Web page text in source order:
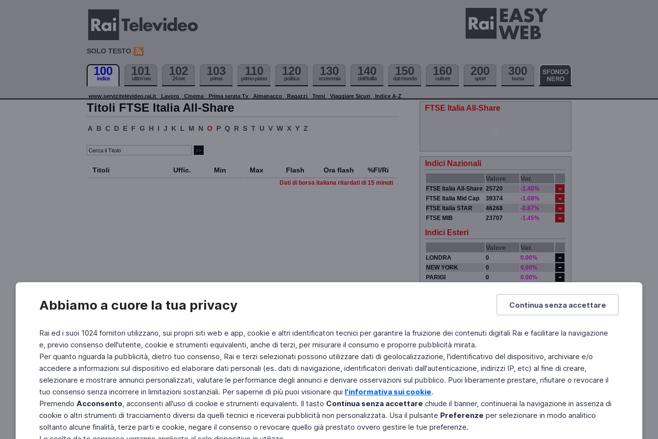
Continua senza accettare
Abbiamo a cuore la tua privacy
Rai ed i suoi 1024 fornitori utilizzano, sui propri siti web e app, cookie e altri identificatori tecnici per garantire la fruizione dei contenuti digitali Rai e facilitare la navigazione
e, previo consenso dell'utente, cookie e strumenti equivalenti, anche di terzi, per misurare il consumo e proporre pubblicità mirata.
Per quanto riguarda la pubblicità, dietro tuo consenso, Rai e terzi selezionati possono utilizzare dati di geolocalizzazione, l'identificativo del dispositivo, archiviare e/o
accedere a informazioni sul dispositivo ed elaborare dati personali (es. dati di navigazione, identificatori derivati dall'autenticazione, indirizzi IP, etc) al fine di creare,
selezionare e mostrare annunci personalizzati, valutare le performance degli annunci e derivare osservazioni sul pubblico. Puoi liberamente prestare, rifiutare o revocare il
tuo consenso senza incorrere in limitazioni sostanziali. Per saperne di più puoi visionare qui l'informativa sui cookie.
Premendo Acconsento, acconsenti all'uso di cookie e strumenti equivalenti. Il tasto Continua senza accettare chiude il banner, continuerai la navigazione in assenza di
cookie o altri strumenti di tracciamento diversi da quelli tecnici e riceverai pubblicità non personalizzata. Usa il pulsante Preferenze per selezionare in modo analitico
soltanto alcune finalità, terze parti e cookie, negare il consenso o revocare quello già prestato ovvero gestire le tue preferenze.
SOLO TESTO
100
indice
101
ultim'ora
102
24 ore
103
prima
110
primo piano
120
politica
130
economia
140
dall'itallia
150
dal mondo
160
culture
200
sport
300
borsa
www.servizitelevideo.rai.it Lavoro Cinema Prima serata Tv Almanacco Ragazzi Treni Viaggiare Sicuri Indice A-Z
Titoli FTSE Italia All-Share
A B C D E F G H I J K L M N O P Q R S T U V W X Y Z
Titoli Uffic. Min Max Flash Ora flash %Fl/Ri
Dati di borsa italiana ritardati di 15 minuti
FTSE Italia All-Share
Indici Nazionali
Valore Var.
FTSE Italia All-Share 25720
-1.40%
FTSE Italia Mid Cap
39374
-1.08%
FTSE Italia STAR
46268
-0.87%
FTSE MIB
23707 -1.45%
Indici Esteri
Valore Var.
LONDRA 0
0.00%
NEW YORK
0
0.00%
PARIGI
0
0.00%
Fai di Televideo la tua Home Page Chi Siamo
Copyright © 2011 Rai - Tutti i diritti riservati
Engineered by RAI - Reti e Piattaforme